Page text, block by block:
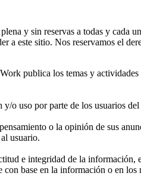
y sin reservas a todas y cada
a este sitio. Nos reservamos el
publica los temas y
o uso por parte de los usuarios
o la opinión de sus
usuario.
e integridad de la
base en la información o en